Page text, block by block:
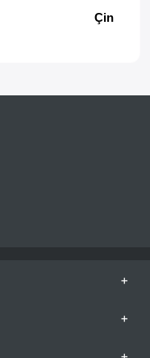
Çin
+
+